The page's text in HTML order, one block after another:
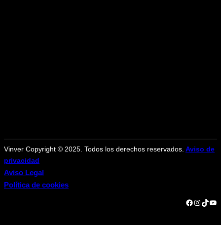
Vinver Copyright © 2025. Todos los derechos reservados. Aviso de
privacidad
Aviso Legal
Política de cookies
Facebook Instagram TikTok YouTube